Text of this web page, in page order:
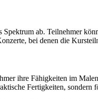
ab. Teilnehmer
bei denen die
ihre Fähigkeiten im
Fertigkeiten, sondern